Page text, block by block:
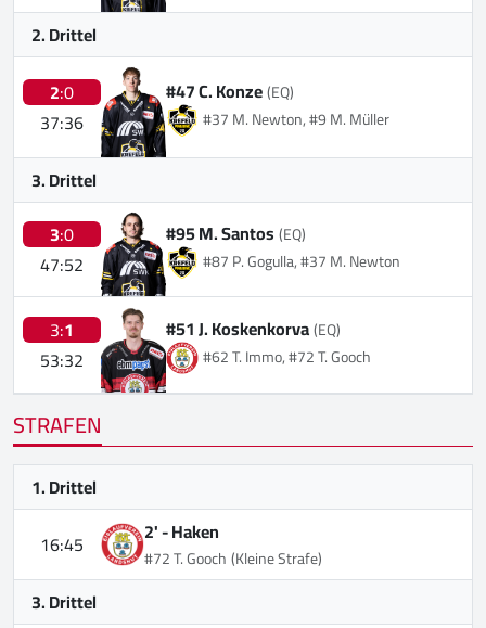
2. Drittel
2:0
37:36
#47 C. Konze(EQ)
#37 M. Newton, #9 M. Müller
3. Drittel
3:0
47:52
#95 M. Santos(EQ)
#87 P. Gogulla, #37 M. Newton
3:1
53:32
#51 J. Koskenkorva(EQ)
#62 T. Immo, #72 T. Gooch
STRAFEN
1. Drittel
16:45
2' -Haken
#72 T. Gooch(Kleine Strafe)
3. Drittel